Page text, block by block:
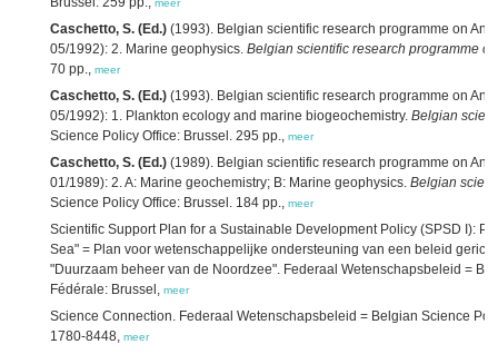
meer
Caschetto, S. (Ed.) (1993). Belgian scientific research programme on
05/1992): 2. Marine geophysics. Belgian scientific research programme
70 pp., meer
Caschetto, S. (Ed.) (1993). Belgian scientific research programme on
05/1992): 1. Plankton ecology and marine biogeochemistry. Belgian
Science Policy Office: Brussel. 295 pp., meer
Caschetto, S. (Ed.) (1989). Belgian scientific research programme on
01/1989): 2. A: Marine geochemistry; B: Marine geophysics. Belgian
Science Policy Office: Brussel. 184 pp., meer
Scientific Support Plan for a Sustainable Development Policy (SPSD I):
Sea" = Plan voor wetenschappelijke ondersteuning van een beleid
"Duurzaam beheer van de Noordzee". Federaal Wetenschapsbeleid =
Fédérale: Brussel, meer
Science Connection. Federaal Wetenschapsbeleid = Belgian Science
1780-8448, meer